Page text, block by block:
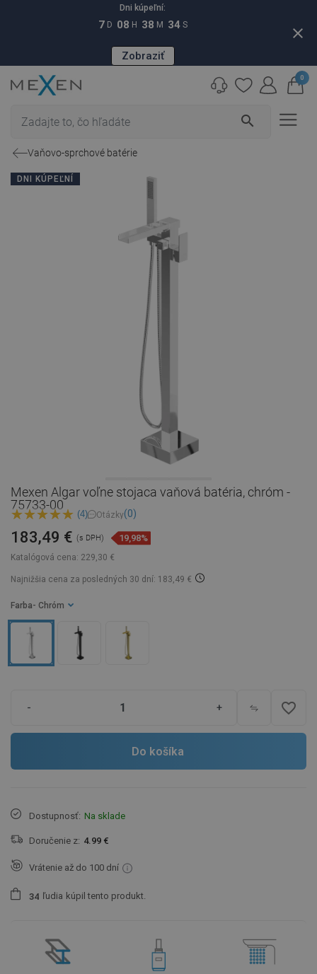
Dni kúpeľní:
7 D 08 H 38 M 33 S
Zobraziť
close
search
0
Vaňovo-sprchové batérie
DNI KÚPEĽNÍ
Mexen Algar voľne stojaca vaňová batéria, chróm -
75733-00
(4) Otázky(0)
Katalógová cena: 229,30 €
183,49 € (s DPH) 19,98%
Najnižšia cena za posledných 30 dní: 183,49 €
Farba - Chróm
- + favorite_border
Do košíka
Dostupnosť: Na sklade
Doručenie z: 4.99 €
Vrátenie až do 100 dní
34 ľudia kúpil tento produkt.